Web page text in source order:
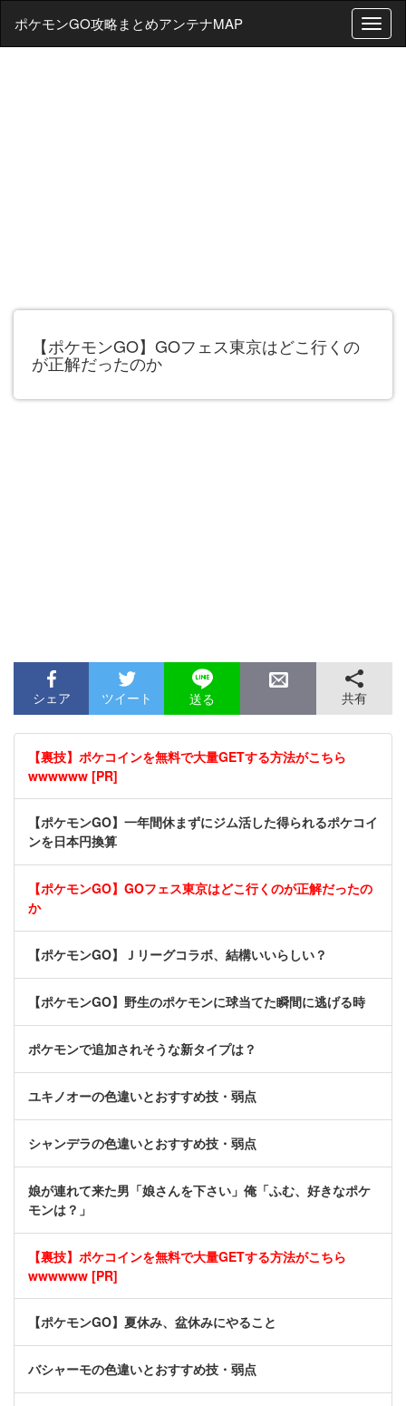
T
o
ポケモンGO攻略まとめアンテナMAP
【ポケモンGO】GOフェス東京はどこ行くの
が正解だったのか
シェア ツイート 送る 共有
【裏技】ポケコインを無料で大量GETする方法がこちら
wwwwww [PR]
【ポケモンGO】一年間休まずにジム活した得られるポケコイ
ンを日本円換算
【ポケモンGO】GOフェス東京はどこ行くのが正解だったの
か
【ポケモンGO】Ｊリーグコラボ、結構いいらしい？
【ポケモンGO】野生のポケモンに球当てた瞬間に逃げる時
ポケモンで追加されそうな新タイプは？
ユキノオーの色違いとおすすめ技・弱点
シャンデラの色違いとおすすめ技・弱点
娘が連れて来た男「娘さんを下さい」俺「ふむ、好きなポケ
モンは？」
【裏技】ポケコインを無料で大量GETする方法がこちら
wwwwww [PR]
【ポケモンGO】夏休み、盆休みにやること
バシャーモの色違いとおすすめ技・弱点